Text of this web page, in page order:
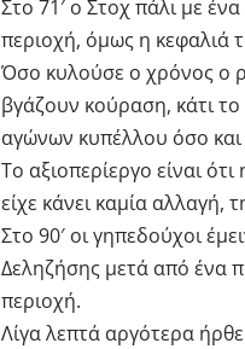
Στο 71′ ο Στοχ πάλι με
περιοχή, όμως η κεφαλιά
Όσο κυλούσε ο χρόνος ο
βγάζουν κούραση, κάτι
αγώνων κυπέλλου όσο
Το αξιοπερίεργο είναι
είχε κάνει καμία αλλαγή,
Στο 90′ οι γηπεδούχοι
Δεληζήσης μετά από ένα
περιοχή.
Λίγα λεπτά αργότερα